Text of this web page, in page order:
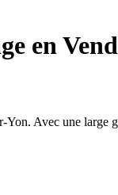
en
Avec une large